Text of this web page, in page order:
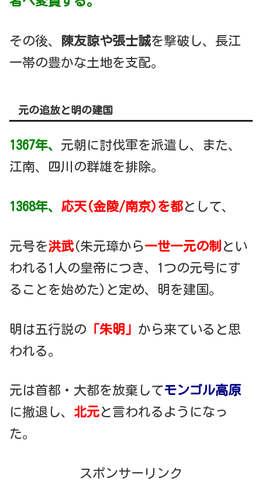
その後、 陳友諒や張士誠を撃破し、長江
一帯の豊かな土地を支配。
元の追放と明の建国
1367年、 元朝に討伐軍を派遣し、また、
江南、四川の群雄を排除。
1368年、 応天(金陵/南京)を都として、
元号を洪武(朱元璋から一世一元の制 とい
われる1人の皇帝につき、1つの元号にす
ることを始めた)と定め、明を建国。
明は五行説の 「朱明」 から来ていると思
われる。
元は首都・大都を放棄してモンゴル高原
に撤退し、 北元と言われるようになっ
た。
スポンサーリンク